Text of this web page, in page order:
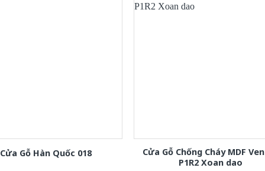
Cửa Gỗ Hàn Quốc 018
Cửa Gỗ Chống Cháy MDF
P1R2 Xoan dao